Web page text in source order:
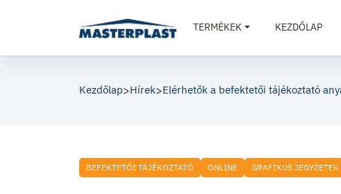
TERMÉKEK KEZDŐLAP
Kezdőlap>Hírek>Elérhetők a befektetői tájékoztató
BEFEKTETŐI TÁJÉKOZTATÓ ONLINE GRAFIKUS JEGYZETEK